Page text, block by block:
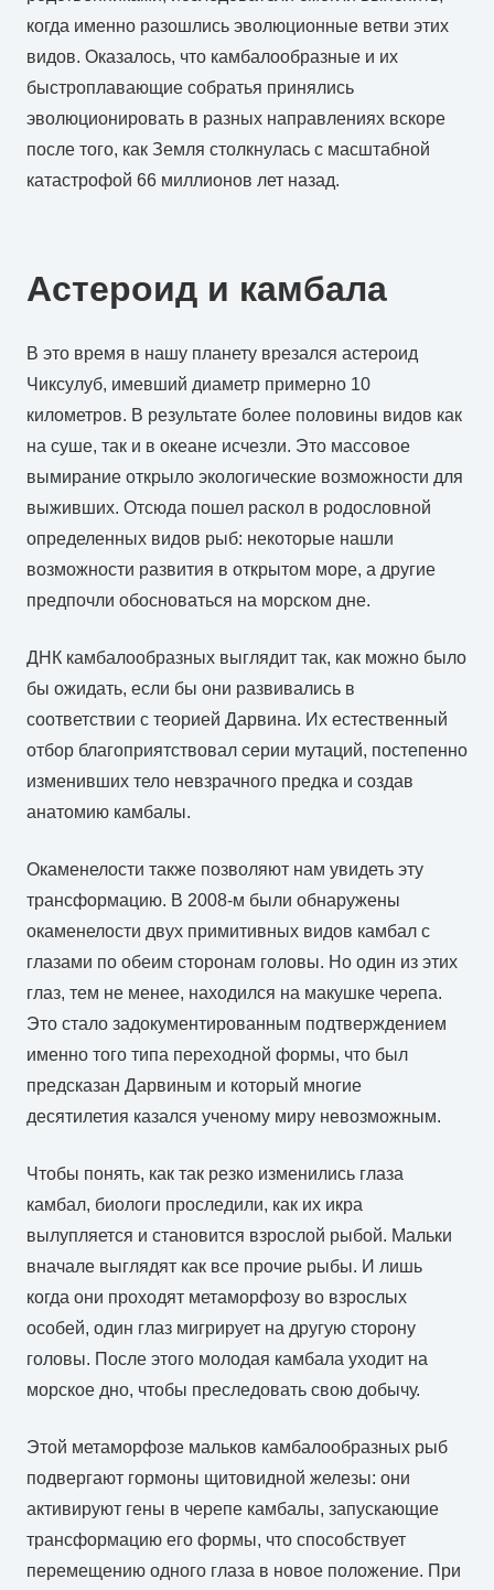
когда именно разошлись эволюционные ветви этих
видов. Оказалось, что камбалообразные и их
быстроплавающие собратья принялись
эволюционировать в разных направлениях вскоре
после того, как Земля столкнулась с масштабной
катастрофой 66 миллионов лет назад.
Астероид и камбала
В это время в нашу планету врезался астероид
Чиксулуб, имевший диаметр примерно 10
километров. В результате более половины видов как
на суше, так и в океане исчезли. Это массовое
вымирание открыло экологические возможности для
выживших. Отсюда пошел раскол в родословной
определенных видов рыб: некоторые нашли
возможности развития в открытом море, а другие
предпочли обосноваться на морском дне.
ДНК камбалообразных выглядит так, как можно было
бы ожидать, если бы они развивались в
соответствии с теорией Дарвина. Их естественный
отбор благоприятствовал серии мутаций, постепенно
изменивших тело невзрачного предка и создав
анатомию камбалы.
Окаменелости также позволяют нам увидеть эту
трансформацию. В 2008-м были обнаружены
окаменелости двух примитивных видов камбал с
глазами по обеим сторонам головы. Но один из этих
глаз, тем не менее, находился на макушке черепа.
Это стало задокументированным подтверждением
именно того типа переходной формы, что был
предсказан Дарвиным и который многие
десятилетия казался ученому миру невозможным.
Чтобы понять, как так резко изменились глаза
камбал, биологи проследили, как их икра
вылупляется и становится взрослой рыбой. Мальки
вначале выглядят как все прочие рыбы. И лишь
когда они проходят метаморфозу во взрослых
особей, один глаз мигрирует на другую сторону
головы. После этого молодая камбала уходит на
морское дно, чтобы преследовать свою добычу.
Этой метаморфозе мальков камбалообразных рыб
подвергают гормоны щитовидной железы: они
активируют гены в черепе камбалы, запускающие
трансформацию его формы, что способствует
перемещению одного глаза в новое положение. При